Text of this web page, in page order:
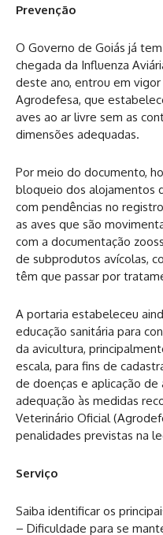
Prevenção
O Governo de Goiás já
chegada da Influenza
deste ano, entrou em vigor
Agrodefesa, que
aves ao ar livre sem as
dimensões adequadas.
Por meio do documento,
bloqueio dos alojamentos
com pendências no
as aves que são
com a documentação
de subprodutos avícolas,
têm que passar por
A portaria estabeleceu
educação sanitária para
da avicultura,
escala, para fins de
de doenças e aplicação
adequação às medidas
Veterinário Oficial
penalidades previstas na
Serviço
Saiba identificar os
– Dificuldade para se